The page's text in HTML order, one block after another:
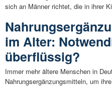
sich an Männer richtet, die in ihrer
im Alter:
überflüssig?
Immer mehr ältere Menschen in
Nahrungsergänzungsmitteln, um